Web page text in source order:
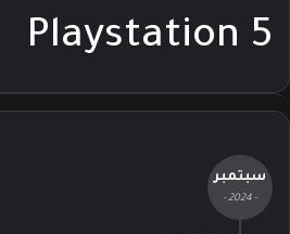
Playstation 5
سبتمبر
- 2024 -